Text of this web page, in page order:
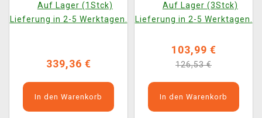
Productions
Auf Lager (1Stck)
Lieferung in 2-5 Werktagen.
339,36 €
In den Warenkorb
Feathers Edition
Auf Lager (3Stck)
Lieferung in 2-5 Werktagen.
103,99 €
126,53 €
In den Warenkorb